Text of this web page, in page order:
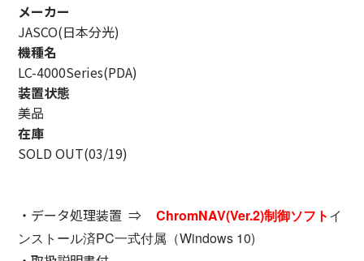
メーカー
JASCO(日本分光)
機種名
LC-4000Series(PDA)
装置状態
美品
在庫
SOLD OUT(03/19)
・ データ処理装置 ⇒ ChromNAV(Ver.2)制御ソフトイ
ンストール済PC一式付属（Windows 10)